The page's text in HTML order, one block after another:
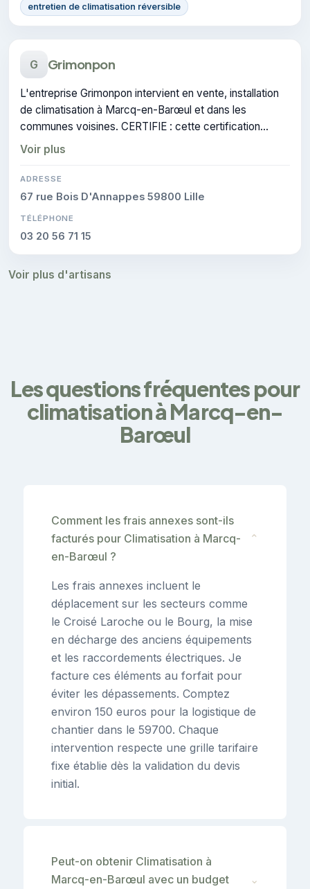
entretien de climatisation réversible
G Grimonpon
L'entreprise Grimonpon intervient en vente, installation
de climatisation à Marcq-en-Barœul et dans les
communes voisines. CERTIFIE : cette certification
atteste du savoir-faire de l'entreprise.
Voir plus
ADRESSE
67 rue Bois D'Annappes 59800 Lille
TÉLÉPHONE
03 20 56 71 15
Voir plus d'artisans
Les questions fréquentes pour
climatisation à Marcq-en-
Barœul
Comment les frais annexes sont-ils
facturés pour Climatisation à Marcq-
en-Barœul ?
⌄
Les frais annexes incluent le
déplacement sur les secteurs comme
le Croisé Laroche ou le Bourg, la mise
en décharge des anciens équipements
et les raccordements électriques. Je
facture ces éléments au forfait pour
éviter les dépassements. Comptez
environ 150 euros pour la logistique de
chantier dans le 59700. Chaque
intervention respecte une grille tarifaire
fixe établie dès la validation du devis
initial.
Peut-on obtenir Climatisation à
Marcq-en-Barœul avec un budget
⌄